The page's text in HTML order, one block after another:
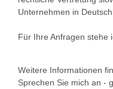
Unternehmen in
Für Ihre Anfragen stehe
Weitere Informationen
Sprechen Sie mich an -